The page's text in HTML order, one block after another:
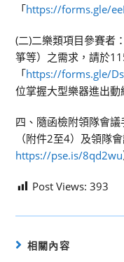
「https://forms.gle/
(二)二樂類項目參賽者
箏等）之需求，請於
「https://forms.gle/
位掌握大型樂器進出動
四、隨函檢附領隊會
（附件2至4）及領隊
https://pse.is/8qd2wu
Post Views: 393
相關內容